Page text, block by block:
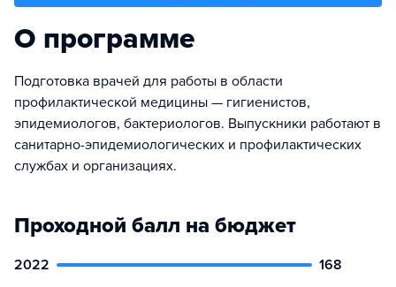
О программе
Подготовка врачей для работы в области
профилактической медицины — гигиенистов,
эпидемиологов, бактериологов. Выпускники работают в
санитарно-эпидемиологических и профилактических
службах и организациях.
Проходной балл на бюджет
2022
168